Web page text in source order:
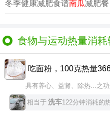
冬季健康减肥食谱南瓜减肥餐
食物与运动热量消耗
吃面粉，100克热量
具有养心、益肾、除热...之
相当于 洗车122分钟消耗的